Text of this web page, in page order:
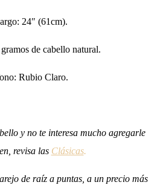
24″ (61cm).
de cabello natural.
Rubio Claro.
y no te interesa mucho agregarle
revisa las Clásicas.
de raíz a puntas, a un precio más